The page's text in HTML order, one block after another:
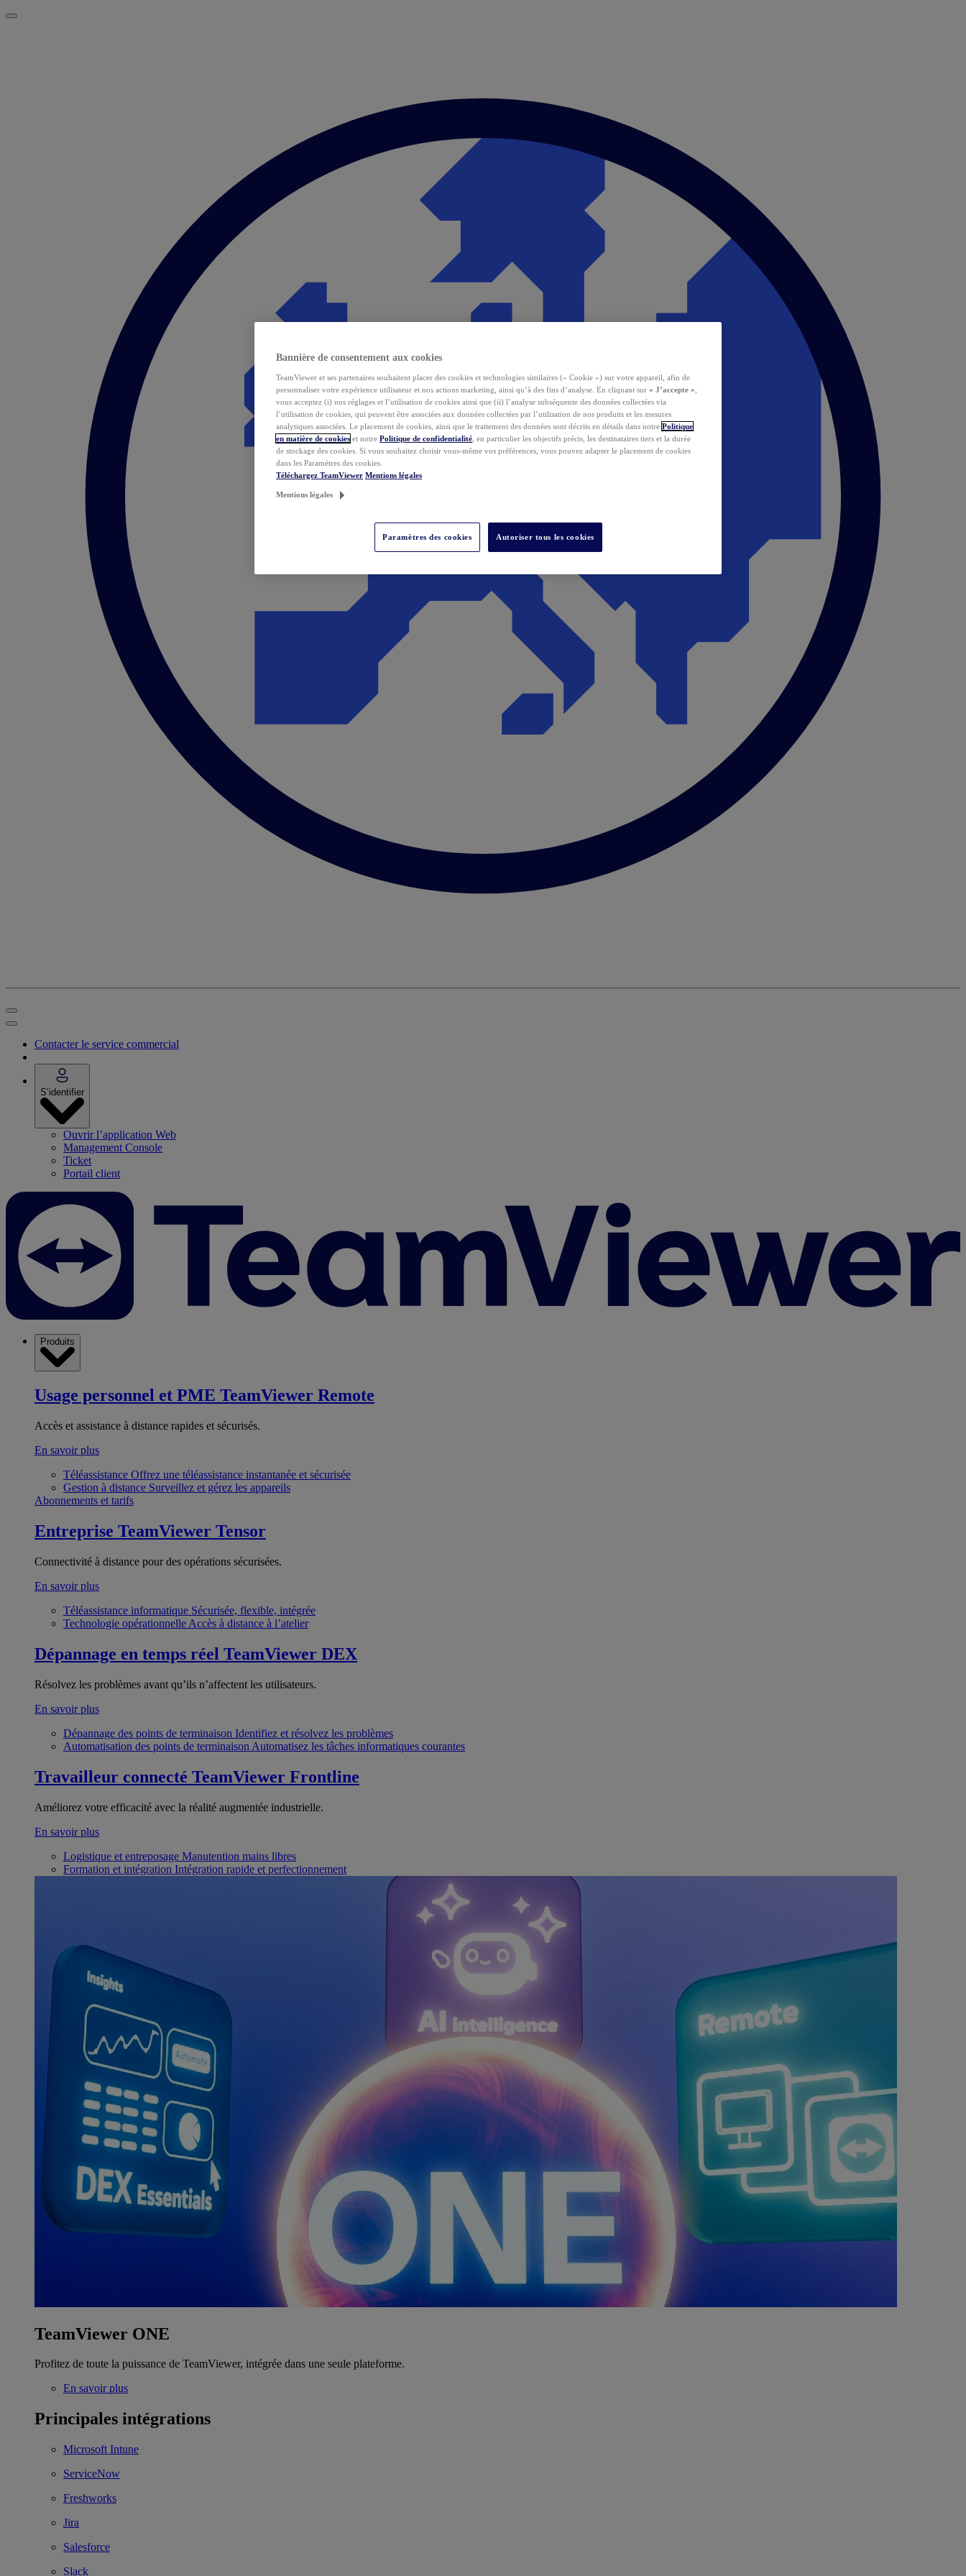
Contacter le service commercial
S’identifier
Ouvrir l’application Web
Management Console
Ticket
Portail client
Produits
Usage personnel et PME TeamViewer Remote
Accès et assistance à distance rapides et sécurisés.
En savoir plus
Téléassistance Offrez une téléassistance instantanée et sécurisée
Gestion à distance Surveillez et gérez les appareils
Abonnements et tarifs
Entreprise TeamViewer Tensor
Connectivité à distance pour des opérations sécurisées.
En savoir plus
Téléassistance informatique Sécurisée, flexible, intégrée
Technologie opérationnelle Accès à distance à l’atelier
Dépannage en temps réel TeamViewer DEX
Résolvez les problèmes avant qu’ils n’affectent les utilisateurs.
En savoir plus
Dépannage des points de terminaison Identifiez et résolvez les problèmes
Automatisation des points de terminaison Automatisez les tâches informatiques courantes
Travailleur connecté TeamViewer Frontline
Améliorez votre efficacité avec la réalité augmentée industrielle.
En savoir plus
Logistique et entreposage Manutention mains libres
Formation et intégration Intégration rapide et perfectionnement
TeamViewer ONE
Profitez de toute la puissance de TeamViewer, intégrée dans une seule plateforme.
En savoir plus
Principales intégrations
Microsoft Intune
ServiceNow
Freshworks
Jira
Salesforce
Slack
Bannière de consentement aux cookies
TeamViewer et ses partenaires souhaitent placer des cookies et technologies similaires (« Cookie ») sur votre appareil, afin de
personnaliser votre expérience utilisateur et nos actions marketing, ainsi qu’à des fins d’analyse. En cliquant sur « J’accepte »
vous acceptez (i) nos réglages et l’utilisation de cookies ainsi que (ii) l’analyse subséquente des données collectées via
l’utilisation de cookies, qui peuvent être associées aux données collectées par l’utilisation de nos produits et les mesures
analytiques associées. Le placement de cookies, ainsi que le traitement des données sont décrits en détails dans notre Politique
en matière de cookies et notre Politique de confidentialité , en particulier les objectifs précis, les destinataires tiers et la durée
de stockage des cookies. Si vous souhaitez choisir vous-même vos préférences, vous pouvez adapter le placement de cookies
dans les Paramètres des cookies.
Téléchargez TeamViewer Mentions légales
Mentions légales
Paramètres des cookies Autoriser tous les cookies